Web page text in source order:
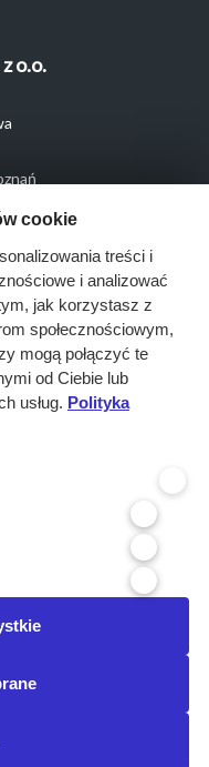
o.o.
cookie
treści i
i analizować
jak korzystasz z
społecznościowym,
mogą połączyć te
od Ciebie lub
usług. Polityka